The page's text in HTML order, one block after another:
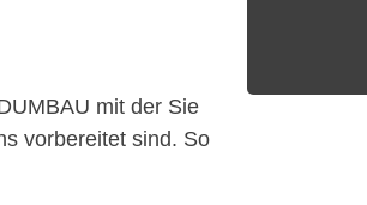
mit der Sie
vorbereitet sind. So